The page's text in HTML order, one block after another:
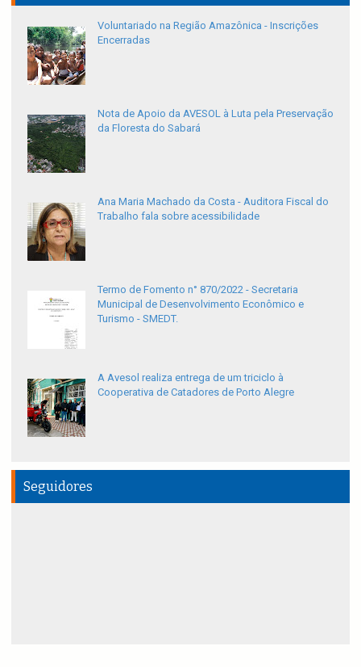
Voluntariado na Região Amazônica - Inscrições
Encerradas
Nota de Apoio da AVESOL à Luta pela Preservação
da Floresta do Sabará
Ana Maria Machado da Costa - Auditora Fiscal do
Trabalho fala sobre acessibilidade
Termo de Fomento n° 870/2022 - Secretaria
Municipal de Desenvolvimento Econômico e
Turismo - SMEDT.
A Avesol realiza entrega de um triciclo à
Cooperativa de Catadores de Porto Alegre
Seguidores